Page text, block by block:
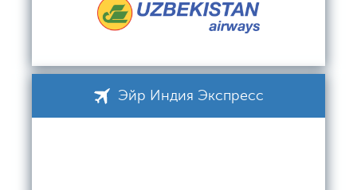
Эйр Индия Экспресс